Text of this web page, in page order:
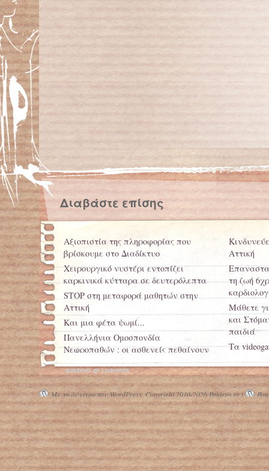
Διαβάστε επίσης
Αξιοπιστία της πληροφορίας που
βρίσκουμε στο Διαδίκτυο
Χειρουργικό νυστέρι εντοπίζει
καρκινικά κύτταρα σε δευτερόλεπτα
STOP στη μεταφορά μαθητών στην
Αττική
Και μια φέτα ψωμί...
Πανελλήνια Ομοσπονδία
Νεφροπαθών : οι ασθενείς πεθαίνουν
από τα άχρηστα φίλτρα
Αττική
τη ζωή
Μάθετε
και
παιδιά
Τα
Le
χαμένος
paidevo.gr | parents
Με τη δύναμη του WordPress. Copyright 2010-2026 Paidevo.gr |